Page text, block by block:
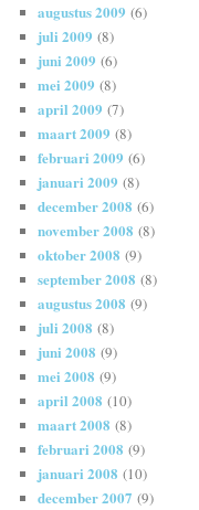
augustus 2009 (6)
juli 2009 (8)
juni 2009 (6)
mei 2009 (8)
april 2009 (7)
maart 2009 (8)
februari 2009 (6)
januari 2009 (8)
december 2008 (6)
november 2008 (8)
oktober 2008 (9)
september 2008 (8)
augustus 2008 (9)
juli 2008 (8)
juni 2008 (9)
mei 2008 (9)
april 2008 (10)
maart 2008 (8)
februari 2008 (9)
januari 2008 (10)
december 2007 (9)